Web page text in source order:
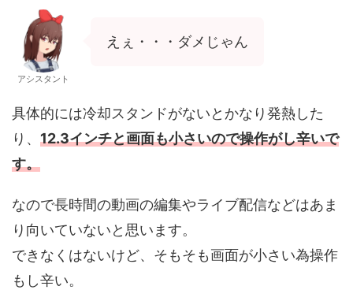
アシスタント
えぇ・・・ダメじゃん
具体的には冷却スタンドがないとかなり発熱した
り、 12.3インチと画面も小さいので操作がし辛いで
す。
なので長時間の動画の編集やライブ配信などはあま
り向いていないと思います。
できなくはないけど、そもそも画面が小さい為操作
もし辛い。